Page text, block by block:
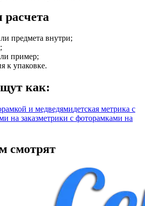
предмета внутри;
пример;
к упаковке.
как:
и медведямидетская метрика с
на заказметрики с фоторамками на
смотрят